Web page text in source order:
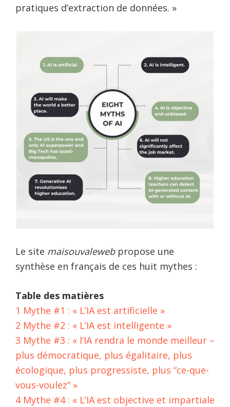
pratiques d’extraction de données. »
Le site maisouvalewebpropose une
synthèse en français de ces huit mythes :
Table des matières
1 Mythe #1 : « L’IA est artificielle »
2 Mythe #2 : « L’IA est intelligente »
3 Mythe #3 : « l’IA rendra le monde meilleur –
plus démocratique, plus égalitaire, plus
écologique, plus progressiste, plus “ce-que-
vous-voulez” »
4 Mythe #4 : « L’IA est objective et impartiale